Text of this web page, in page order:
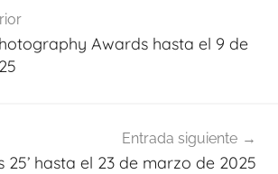
Awards hasta el 9 de
Entrada siguiente
25’ hasta el 23 de marzo de 2025